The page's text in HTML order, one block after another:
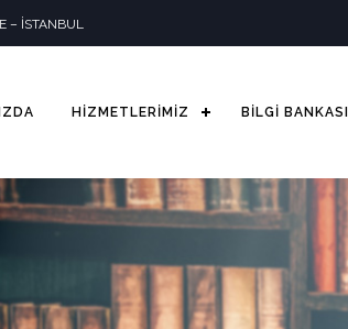
– İSTANBUL
HİZMETLERİMİZ BİLGİ BANKASI